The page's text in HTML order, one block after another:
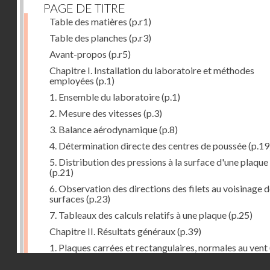
PAGE DE TITRE
Table des matières (p.r1)
Table des planches (p.r3)
Avant-propos (p.r5)
Chapitre I. Installation du laboratoire et méthodes
employées (p.1)
1. Ensemble du laboratoire(p.1)
2. Mesure des vitesses (p.3)
3. Balance aérodynamique(p.8)
4. Détermination directe des centres de poussée
5. Distribution des pressions à la surface d'une plaque
(p.21)
6. Observation des directions des filets au voisinage
surfaces (p.23)
7. Tableaux des calculs relatifs à une plaque(p.25)
Chapitre II. Résultats généraux(p.39)
1. Plaques carrées et rectangulaires, normales au vent